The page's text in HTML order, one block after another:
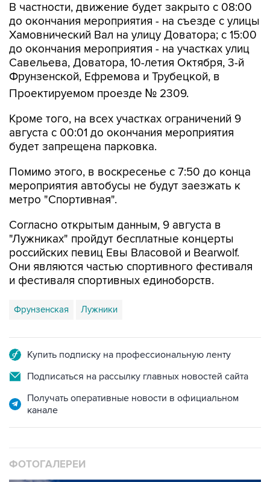
В частности, движение будет закрыто с 08:00
до окончания мероприятия - на съезде с улицы
Хамовнический Вал на улицу Доватора; с 15:00
до окончания мероприятия - на участках улиц
Савельева, Доватора, 10-летия Октября, 3-й
Фрунзенской, Ефремова и Трубецкой, в
Проектируемом проезде № 2309.
Кроме того, на всех участках ограничений 9
августа с 00:01 до окончания мероприятия
будет запрещена парковка.
Помимо этого, в воскресенье с 7:50 до конца
мероприятия автобусы не будут заезжать к
метро "Спортивная".
Согласно открытым данным, 9 августа в
"Лужниках" пройдут бесплатные концерты
российских певиц Евы Власовой и Bearwolf.
Они являются частью спортивного фестиваля
и фестиваля спортивных единоборств.
Фрунзенская Лужники
Купить подписку на профессиональную ленту
Подписаться на рассылку главных новостей сайта
Получать оперативные новости в официальном
канале
ФОТОГАЛЕРЕИ